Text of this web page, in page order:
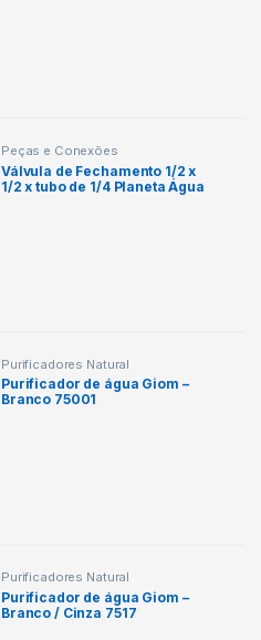
Peças e Conexões
Válvula de Fechamento 1/2 x
1/2 x tubo de 1/4 Planeta Água
Purificadores Natural
Purificador de água Giom –
Branco 75001
Purificadores Natural
Purificador de água Giom –
Branco / Cinza 7517